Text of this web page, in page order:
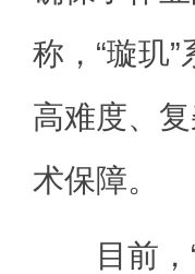
称，“璇玑
高难度、
术保障。
目前，“